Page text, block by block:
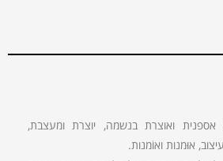
ואוצרת בנשמה, יוצרת ומעצבת,
אוּמנות ואוֹמנות.